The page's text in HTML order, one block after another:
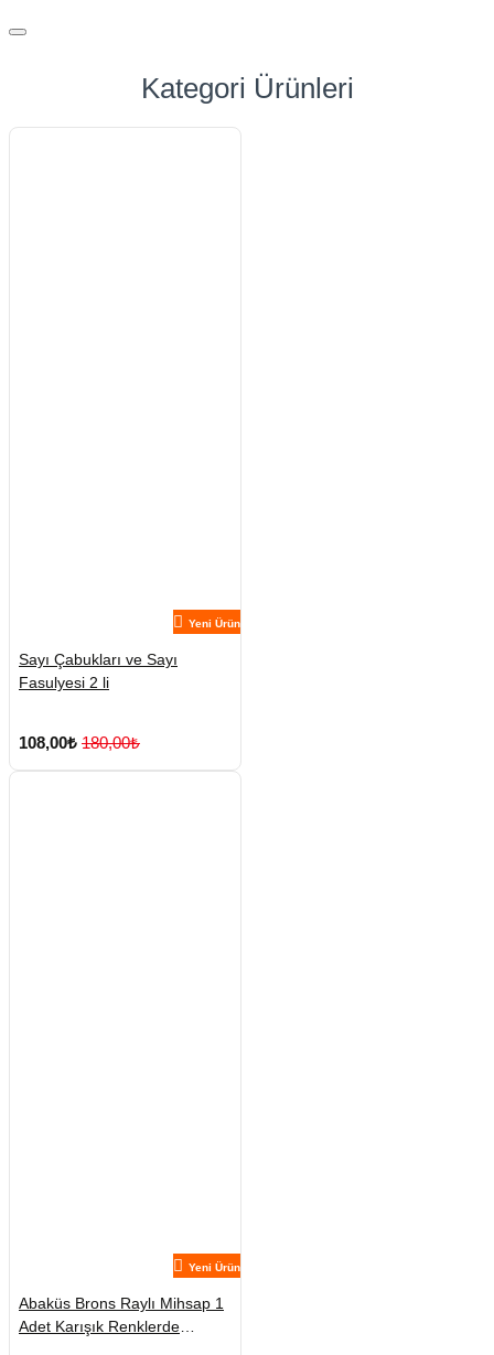
Kategori Ürünleri
Yeni Ürün
Sayı Çabukları ve Sayı
Fasulyesi 2 li
108,00₺ 180,00₺
Yeni Ürün
Abaküs Brons Raylı Mihsap 1
Adet Karışık Renklerde